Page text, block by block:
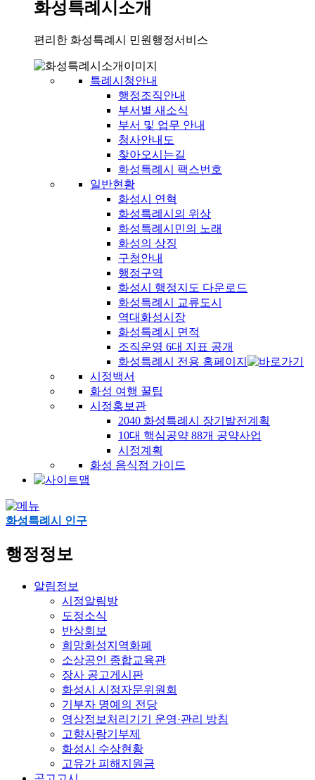
화성특례시소개
편리한 화성특례시 민원행정서비스
특례시청안내
행정조직안내
부서별 새소식
부서 및 업무 안내
청사안내도
찾아오시는길
화성특례시 팩스번호
일반현황
화성시 연혁
화성특례시의 위상
화성특례시민의 노래
화성의 상징
구청안내
행정구역
화성시 행정지도 다운로드
화성특례시 교류도시
역대화성시장
화성특례시 면적
조직운영 6대 지표 공개
화성특례시 전용 홈페이지
시정백서
화성 여행 꿀팁
시정홍보관
2040 화성특례시 장기발전계획
10대 핵심공약 88개 공약사업
시정계획
화성 음식점 가이드
화성특례시 인구
행정정보
알림정보
시정알림방
도정소식
반상회보
희망화성지역화폐
소상공인 종합교육관
장사 공고게시판
화성시 시정자문위원회
기부자 명예의 전당
영상정보처리기기 운영·관리 방침
고향사랑기부제
화성시 수상현황
고유가 피해지원금